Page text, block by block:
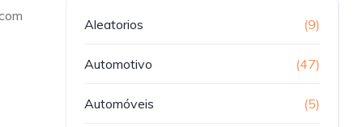
Aleatorios (9)
Automotivo (47)
Automóveis (5)